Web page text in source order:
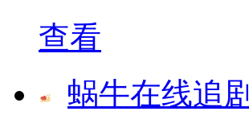
查看
蜗牛在线追剧